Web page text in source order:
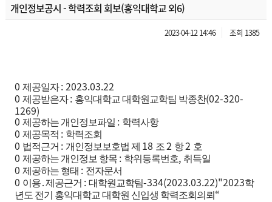
개인정보공시 - 학력조회 회보(홍익대학교 외6)
2023-04-12 14:46 조회 1385
0 제공일자: 2023.03.22
0 제공받은자: 홍익대학교 대학원교학팀 박종찬(02-320-
1269)
0 제공하는 개인정보파일 : 학력사항
0 제공목적 : 학력조회
0 법적근거 : 개인정보보호법 제 18 조2 항2 호
0 제공하는 개인정보 항목 : 학위등록번호, 취득일
0 제공하는 형태 : 전자문서
0 이용․제공근거 : 대학원교학팀-334(2023.03.22)"2023학
년도 전기 홍익대학교 대학원 신입생 학력조회의뢰 “